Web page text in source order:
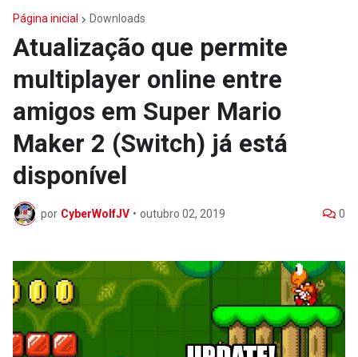
Página inicial Downloads
Atualização que permite
multiplayer online entre
amigos em Super Mario
Maker 2 (Switch) já está
disponível
por CyberWolfJV • outubro 02, 2019 0